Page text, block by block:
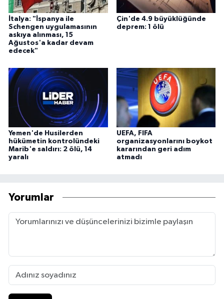
İtalya: "İspanya ile
Schengen uygulamasının
askıya alınması, 15
Ağustos'a kadar devam
edecek"
Çin'de 4.9 büyüklüğünde
deprem: 1 ölü
Yemen'de Husilerden
hükümetin kontrolündeki
Marib'e saldırı: 2 ölü, 14
yaralı
UEFA, FIFA
organizasyonlarını boykot
kararından geri adım
atmadı
Yorumlar